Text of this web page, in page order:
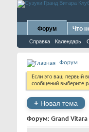
Форум
Справка Календарь
Что
Форум
Если это ваш первый
сообщений выберите
+ Новая тема
Форум: Grand Vitara